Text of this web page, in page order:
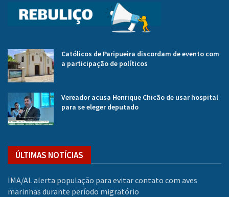
Católicos de Paripueira discordam de evento com
a participação de políticos
Vereador acusa Henrique Chicão de usar hospital
para se eleger deputado
ÚLTIMAS NOTÍCIAS
IMA/AL alerta população para evitar contato com aves
marinhas durante período migratório